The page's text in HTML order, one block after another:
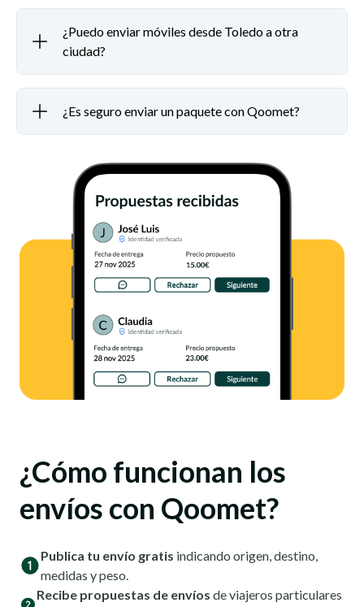
¿Puedo enviar móviles desde Toledo a otra
ciudad?
¿Es seguro enviar un paquete con Qoomet?
¿Cómo funcionan los
envíos con Qoomet?
Publica tu envío gratis indicando origen, destino,
medidas y peso.
Recibe propuestas de envíos de viajeros particulares